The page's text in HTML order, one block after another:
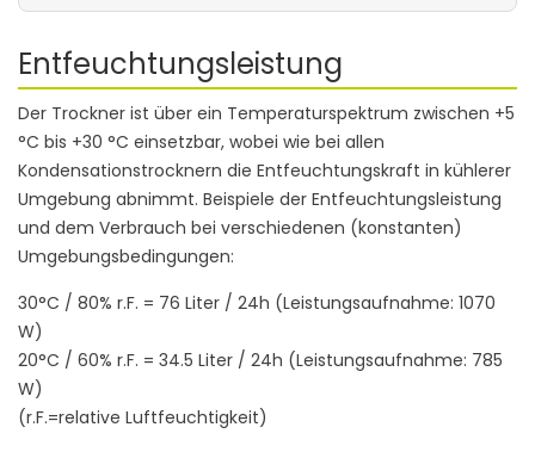
Entfeuchtungsleistung
Der Trockner ist über ein Temperaturspektrum zwischen +5
°C bis +30 °C einsetzbar, wobei wie bei allen
Kondensationstrocknern die Entfeuchtungskraft in kühlerer
Umgebung abnimmt. Beispiele der Entfeuchtungsleistung
und dem Verbrauch bei verschiedenen (konstanten)
Umgebungsbedingungen:
30°C / 80% r.F. = 76 Liter / 24h (Leistungsaufnahme: 1070
W)
20°C / 60% r.F. = 34.5 Liter / 24h (Leistungsaufnahme: 785
W)
(r.F.=relative Luftfeuchtigkeit)